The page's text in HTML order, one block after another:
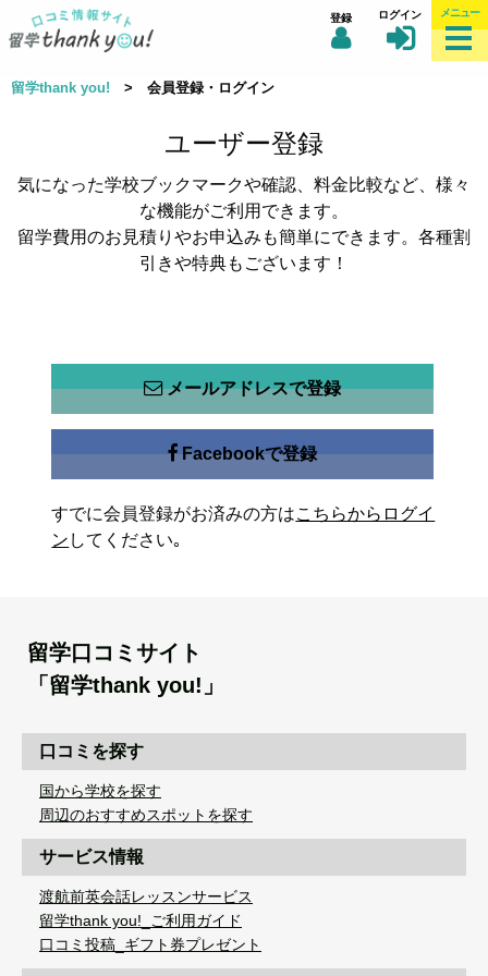
登録 ログイン メニュー
留学thank you! > 会員登録・ログイン
ユーザー登録
気になった学校ブックマークや確認、料金比較など、様々
な機能がご利用できます。
留学費用のお見積りやお申込みも簡単にできます。各種割
引きや特典もございます！
メールアドレスで登録
Facebookで登録
すでに会員登録がお済みの方はこちらからログイ
ン してください｡
留学口コミサイト
「留学thank you!」
口コミを探す
国から学校を探す
周辺のおすすめスポットを探す
サービス情報
渡航前英会話レッスンサービス
留学thank you!_ご利用ガイド
口コミ投稿_ギフト券プレゼント